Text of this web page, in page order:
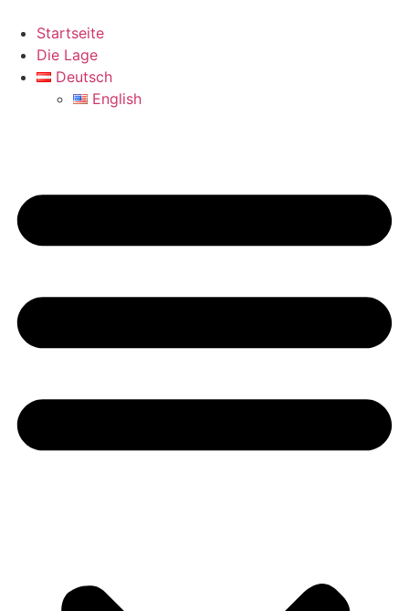
content
Startseite
Die Lage
Deutsch
English